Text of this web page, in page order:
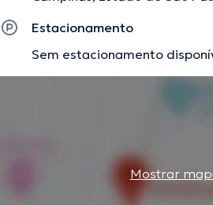
Inglês.Estacionamento
Sem estacionamento
Mostrar